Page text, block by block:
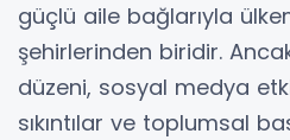
güçlü aile bağlarıyla
şehirlerinden biridir.
düzeni, sosyal medya
sıkıntılar ve toplumsal